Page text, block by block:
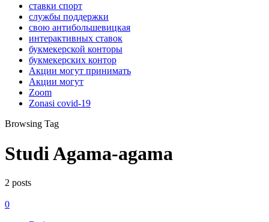
ставки спорт
службы поддержки
свою антибольшевицкая
интерактивных ставок
букмекерской конторы
букмекерских контор
Акции могут принимать
Акции могут
Zoom
Zonasi covid-19
Browsing Tag
Studi Agama-agama
2 posts
0